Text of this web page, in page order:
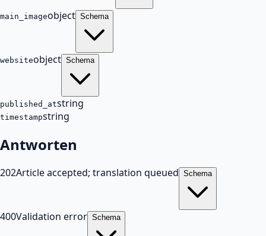
main_imageobject Schema
websiteobject Schema
published_atstring
timestampstring
Antworten
202Article accepted; translation queued Schema
400Validation error Schema